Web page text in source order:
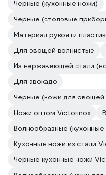
Черные (кухонные ножи)
Черные (столовые
Материал рукояти
Для овощей волнистые
Для авокадо
Черные (ножи для овощей
Ножи оптом Victorinox
Волнообразные
Кухонные ножи из стали
Черные кухонные ножи